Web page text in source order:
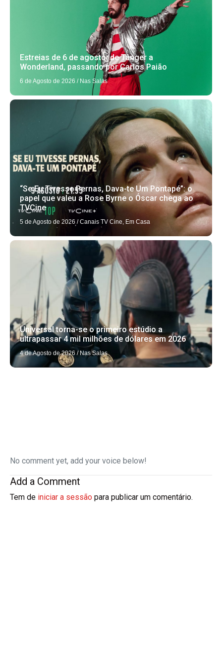
Estreias de 6 de agosto: de Tânger a
Wonderland, passando por Carlos Paião
6 de Agosto de 2026 / Nas Salas
“Se Eu Tivesse Pernas, Dava-te Um Pontapé”: o
papel que valeu a Rose Byrne o Óscar chega ao
TVCine
5 de Agosto de 2026 / Canais TV Cine Em Casa
Universal torna-se o primeiro estúdio a
ultrapassar 4 mil milhões de dólares em 2026
4 de Agosto de 2026 / Nas Salas
No comment yet, add your voice below!
Add a Comment
Tem de iniciar a sessão para publicar um comentário.